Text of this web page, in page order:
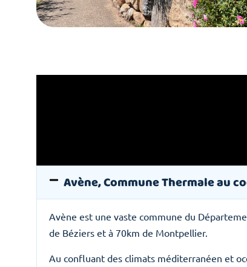
Avène, Commune Thermale au
Avène est une vaste commune du
de Béziers et à 70km de Montpellier.
Au confluant des climats méditerranéen et